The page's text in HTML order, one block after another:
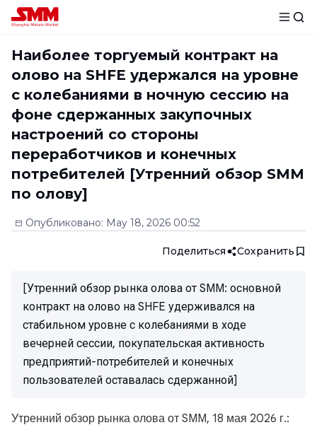
Наиболее торгуемый контракт на
олово на SHFE удержался на уровне
с колебаниями в ночную сессию на
фоне сдержанных закупочных
настроений со стороны
переработчиков и конечных
потребителей [Утренний обзор SMM
по олову]
Опубликовано: May 18, 2026 00:52
Поделиться Сохранить
[Утренний обзор рынка олова от SMM: основной
контракт на олово на SHFE удерживался на
стабильном уровне с колебаниями в ходе
вечерней сессии, покупательская активность
предприятий-потребителей и конечных
пользователей оставалась сдержанной]
Утренний обзор рынка олова от SMM, 18 мая 2026 г.: